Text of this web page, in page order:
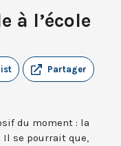
à l’école
Partager
du moment : la
Il se pourrait que,